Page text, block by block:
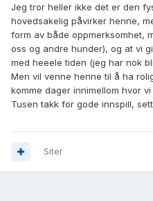
Jeg tror heller ikke det er den
hovedsakelig påvirker henne,
form av både oppmerksomhet,
oss og andre hunder), og at vi
med heeele tiden (jeg har nok
Men vil venne henne til å ha
komme dager innimellom hvor
Tusen takk for gode innspill,
Siter